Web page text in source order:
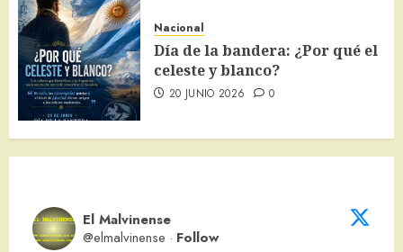
Nacional
Día de la bandera: ¿Por qué el
celeste y blanco?
20 JUNIO 2026 0
El Malvinense
@elmalvinense · Follow